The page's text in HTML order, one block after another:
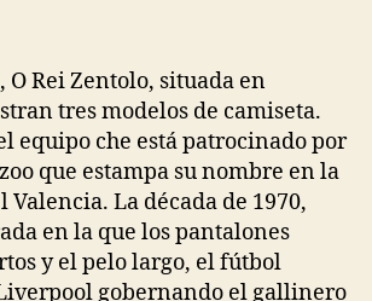
O Rei Zentolo, situada en
tres modelos de camiseta.
equipo che está patrocinado por
que estampa su nombre en la
La década de 1970,
en la que los pantalones
y el pelo largo, el fútbol
gobernando el gallinero